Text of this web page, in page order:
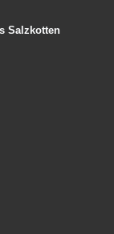
Salzkotten